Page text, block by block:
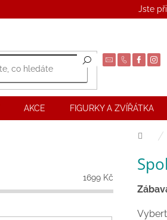
Jste
AKCE FIGURKY A ZVÍŘÁTKA
Domů
1699 Kč